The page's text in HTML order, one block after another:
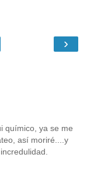
›
químico, ya se me
así moriré....y